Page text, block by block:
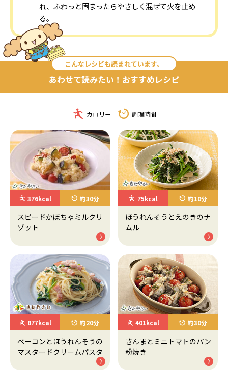
れ、ふわっと固まったらやさしく混ぜて火を止め
る。
こんなレシピも読まれています。
あわせて読みたい！おすすめレシピ
カロリー 調理時間
376kcal 約30分
スピードかぼちゃミルクリ
ゾット
75kcal 約10分
ほうれんそうとえのきのナ
ムル
877kcal 約20分
ベーコンとほうれんそうの
マスタードクリームパスタ
401kcal 約30分
さんまとミニトマトのパン
粉焼き